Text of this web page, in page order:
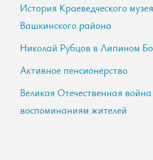
История Краеведческого музея
Вашкинского района
Николай Рубцов в Липином
Активное пенсионерство
Великая Отечественная
воспоминаниям жителей